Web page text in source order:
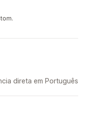
direta em Português